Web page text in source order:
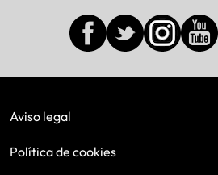
Aviso legal
Política de cookies